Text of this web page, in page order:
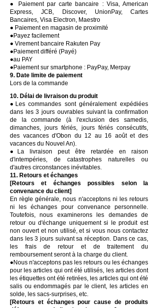
● Paiement par carte bancaire : Visa, American
Express, JCB, Discover, UnionPay, Cartes
Bancaires, Visa Electron, Maestro
● Paiement en magasin de proximité
●Payez facilement
● Virement bancaire Rakuten Pay
●Paiement différé (Payé)
●au PAY
●Paiement sur smartphone : PayPay, Merpay
9. Date limite de paiement
Lors de la commande
10. Délai de livraison du produit
●Les commandes sont généralement expédiées
dans les 3 jours ouvrables suivant la confirmation
de la commande (à l'exclusion des samedis,
dimanches, jours fériés, jours fériés consécutifs,
des vacances d'Obon du 12 au 16 août et des
vacances du Nouvel An).
●La livraison peut être retardée en raison
d'intempéries, de catastrophes naturelles ou
d'autres circonstances inévitables.
11. Retours et échanges
[Retours et échanges possibles selon la
convenance du client]
En règle générale, nous n'acceptons ni les retours
ni les échanges pour convenance personnelle.
Toutefois, nous examinerons les demandes de
retour ou d'échange uniquement si le produit est
non ouvert et non utilisé, et si vous nous contactez
dans les 3 jours suivant sa réception. Dans ce cas,
les frais de retour et de traitement du
remboursement seront à la charge du client.
●Nous n'acceptons pas les retours ou les échanges
pour les articles qui ont été utilisés, les articles dont
les étiquettes ont été retirées, les articles qui ont été
salis ou endommagés par le client, les articles en
solde, les sacs-surprises, etc.
[Retours et échanges pour cause de produits